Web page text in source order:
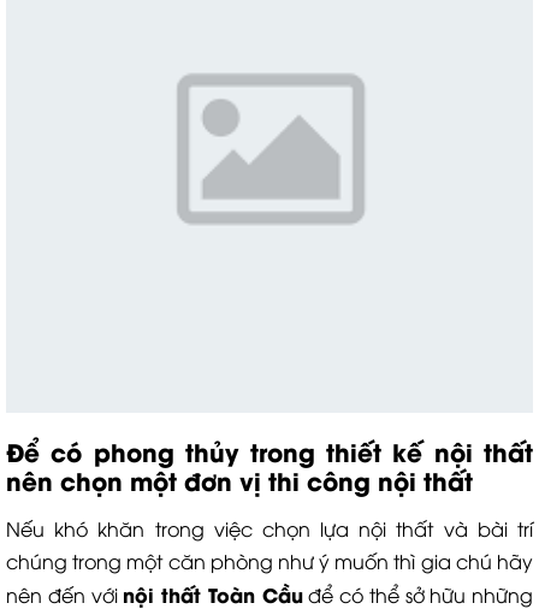
Để có phong thủy trong thiết kế nội thất
nên chọn một đơn vị thi công nội thất
Nếu khó khăn trong việc chọn lựa nội thất và bài trí
chúng trong một căn phòng như ý muốn thì gia chú hãy
nên đến với nội thất Toàn Cầuđể có thể sở hữu những